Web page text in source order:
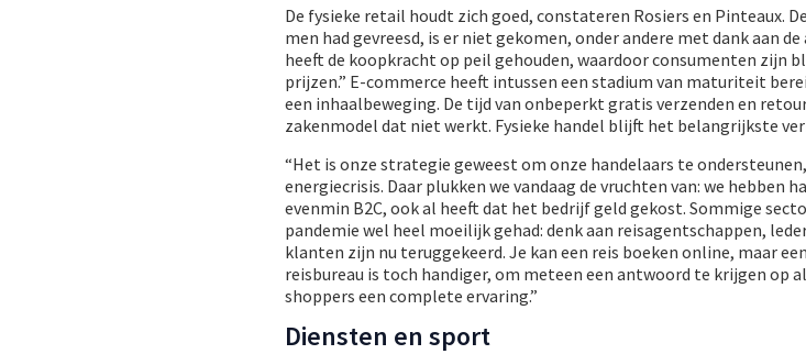
De fysieke retail houdt zich goed, constateren Rosiers en Pinteaux.
men had gevreesd, is er niet gekomen, onder andere met dank aan
heeft de koopkracht op peil gehouden, waardoor consumenten zijn
prijzen.” E-commerce heeft intussen een stadium van maturiteit
een inhaalbeweging. De tijd van onbeperkt gratis verzenden en
zakenmodel dat niet werkt. Fysieke handel blijft het belangrijkste
“Het is onze strategie geweest om onze handelaars te
energiecrisis. Daar plukken we vandaag de vruchten van: we hebben
evenmin B2C, ook al heeft dat het bedrijf geld gekost. Sommige
pandemie wel heel moeilijk gehad: denk aan reisagentschappen,
klanten zijn nu teruggekeerd. Je kan een reis boeken online, maar
reisbureau is toch handiger, om meteen een antwoord te krijgen op
shoppers een complete ervaring.”
Diensten en sport